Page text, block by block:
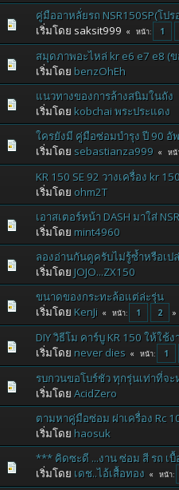
คู่มืออาหลั่ยรถ NSR150SP(โป
เริ่มโดย saksit999
หน้า 1
สมุดภาพอะไหล่ kr e6 e7 e8 (
เริ่มโดย benzOhEh
แนวทางของการล้างสนิมในถัง
เริ่มโดย kobchai พระประแดง
ใครยังมี คู่มือซ่อมบำรุง ปี 90
เริ่มโดย sebastianza999 หน้
KR 150 SE 92 วางเครื่อง kr
เริ่มโดย ohm2T
เอาสเตอร์หน้า DASH มาใส่
เริ่มโดย mint4960
ลองอ่านกันดูครับไม่รู้ซ้ำหรือเป
เริ่มโดย JOJO...ZX150
ขนาดของกระทะล้อแต่ล่ะรุ่น
เริ่มโดย KenJi หน้า 1 2
DIY วิธีโม คาร์บู KR 150 ให้ใ
เริ่มโดย never dies หน้า 1
รบกวนขอโบร์ชัว ทุกรุ่นเท่าที่จะ
เริ่มโดย AcidZero
ตามหาคู่มือซ่อม ผ่าเครื่อง Rc
เริ่มโดย haosuk
*** คิดซะดี ...งาน ซ่อม สี รถ เ
เริ่มโดย เดช..ไอ้เสื้อทอง หน้า